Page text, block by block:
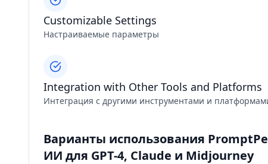
Customizable Settings
Настраиваемые параметры
Integration with Other Tools and Platforms
Интеграция с другими инструментами и
Варианты использования
ИИ для GPT-4, Claude и Midjourney